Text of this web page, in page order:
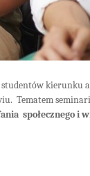
studentówkierunku
Tematem
społecznego i